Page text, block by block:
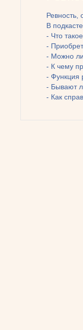
Ревность,
В
- Что
-
- Можно ли
- К чему
- Функция
- Бывают
- Как